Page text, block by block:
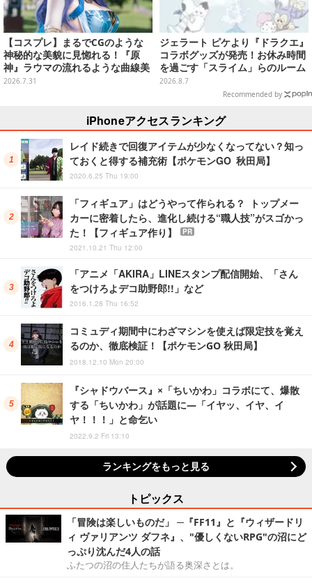
【コスプレ】まるでCGのような
神秘的な美貌に見惚れる！『原
神』ラウマの流れるような曲線美
の再現も素晴らしい美女レイヤー
2026.7.31
ジェラート ピケより『ドラクエ』
コラボグッズが発売！お休み時間
を過ごす「スライム」らのルーム
ウェア、雑貨など多数ラインナッ
2026.8.7
Recommended by
iPhoneアクセスランキング
レイド続きで回復アイテムが少なくなってない？知っ
ておくと得する補充術【ポケモンGO 秋田局】
2020.6.25 Thu 19:00
「フィギュア」はどうやって作られる？ トップメー
カーに密着したら、進化し続ける“職人技”がスゴかっ
た！【フィギュア作り】
PR
2021.10.21 Thu 12:00
「アニメ「AKIRA」LINEスタンプ配信開始、「さん
をつけろよデコ助野郎!!」など
2016.1.28 Thu 16:52
コミュディ期間中にわざマシンを使えば限定技を覚え
るのか、徹底検証！【ポケモンGO 秋田局】
2018.12.10 Mon 20:00
『シャドウバース』×「ちいかわ」コラボにて、爆散
する「ちいかわ」が話題に―「イヤッ、イヤ、イ
ヤ！！！」と命乞い
2022.9.2 Fri 13:10
ランキングをもっと見る
トピックス
「冒険は楽しいものだ」 ─『FF11』と『ウィザードリ
ィ ヴァリアンツ ダフネ』、"優しくないRPG"の沼にど
っぷり沈んだ4人の話
ふたつの沼の住人たちが語る奥深さとは。